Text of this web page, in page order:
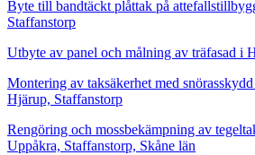
Byte till bandtäckt plåttak på
Staffanstorp
Utbyte av panel och målning av träfasad i
Montering av taksäkerhet med
Hjärup, Staffanstorp
Rengöring och mossbekämpning av
Uppåkra, Staffanstorp, Skåne län